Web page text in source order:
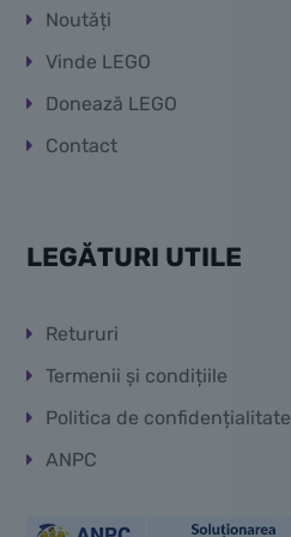
Noutăți
Vinde LEGO
Donează LEGO
Contact
LEGĂTURI UTILE
Retururi
Termenii și condițiile
Politica de confidențialitate
ANPC